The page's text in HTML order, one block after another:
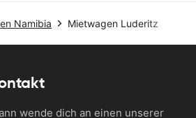
Namibia Mietwagen Luderitz
wende dich an einen unserer